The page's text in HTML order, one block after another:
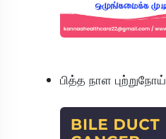
பித்த நாள புற்றுநோய்